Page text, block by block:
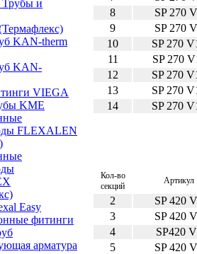
и
KAN-therm
KAN-
VIEGA
KME
FLEXALEN
Easy
фитинги
арматура
8
SP 270
9
SP 270
10
SP 270
11
SP 270
12
SP 270
13
SP 270
14
SP 270
Кол-во
секций
Артикул
2
SP 420
3
SP 420
4
SP420
5
SP 420